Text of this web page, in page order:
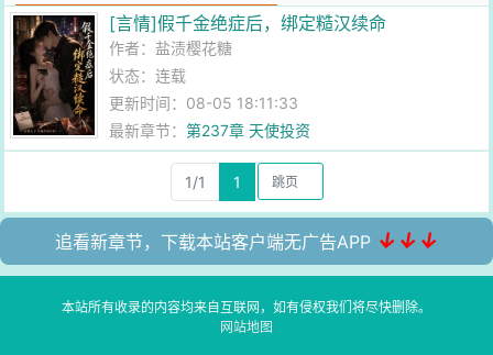
[言情]假千金绝症后，绑定糙汉续命
作者： 盐渍樱花糖
状态：连载
更新时间：08-05 18:11:33
最新章节：第237章 天使投资
1/1 1
追看新章节，下载本站客户端无广告APP ↓↓↓
本站所有收录的内容均来自互联网，如有侵权我们将尽快删除。
网站地图